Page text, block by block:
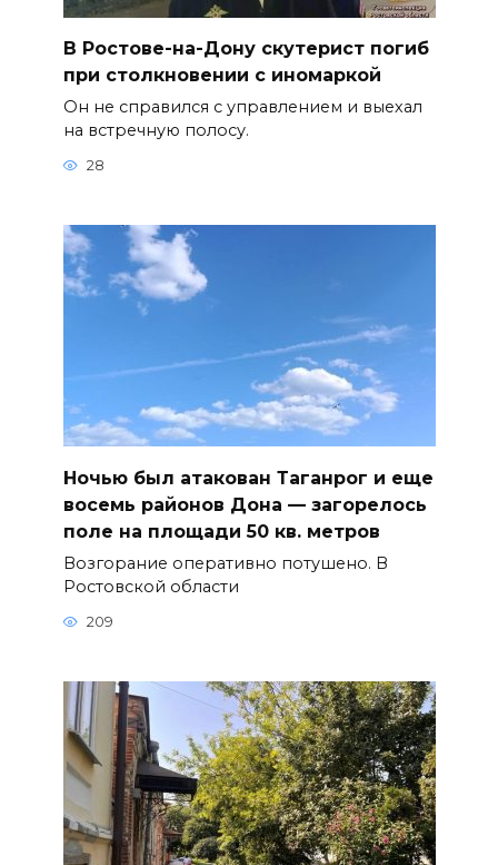
В Ростове-на-Дону скутерист погиб
при столкновении с иномаркой
Он не справился с управлением и выехал
на встречную полосу.
28
Ночью был атакован Таганрог и еще
восемь районов Дона — загорелось
поле на площади 50 кв. метров
Возгорание оперативно потушено. В
Ростовской области
209